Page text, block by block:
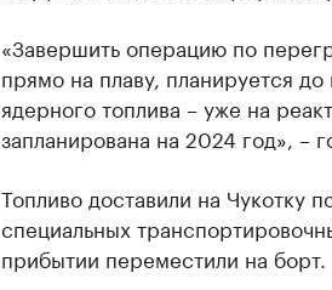
«Завершить операцию по
прямо на плаву, планируется
ядерного топлива – уже на
запланирована на 2024 год», –
Топливо доставили на Чукотку
специальных
прибытии переместили на борт.